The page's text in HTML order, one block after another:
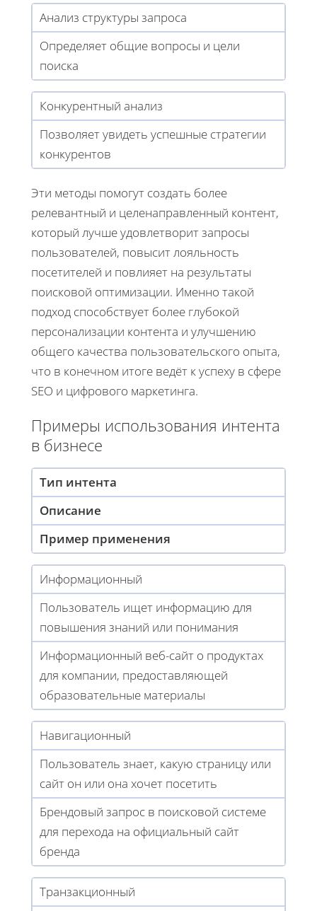
Анализ структуры запроса
Определяет общие вопросы и цели
поиска
Конкурентный анализ
Позволяет увидеть успешные стратегии
конкурентов
Эти методы помогут создать более
релевантный и целенаправленный контент,
который лучше удовлетворит запросы
пользователей, повысит лояльность
посетителей и повлияет на результаты
поисковой оптимизации. Именно такой
подход способствует более глубокой
персонализации контента и улучшению
общего качества пользовательского опыта,
что в конечном итоге ведёт к успеху в сфере
SEO и цифрового маркетинга.
Примеры использования интента
в бизнесе
Тип интента
Описание
Пример применения
Информационный
Пользователь ищет информацию для
повышения знаний или понимания
Информационный веб-сайт о продуктах
для компании, предоставляющей
образовательные материалы
Навигационный
Пользователь знает, какую страницу или
сайт он или она хочет посетить
Брендовый запрос в поисковой системе
для перехода на официальный сайт
бренда
Транзакционный